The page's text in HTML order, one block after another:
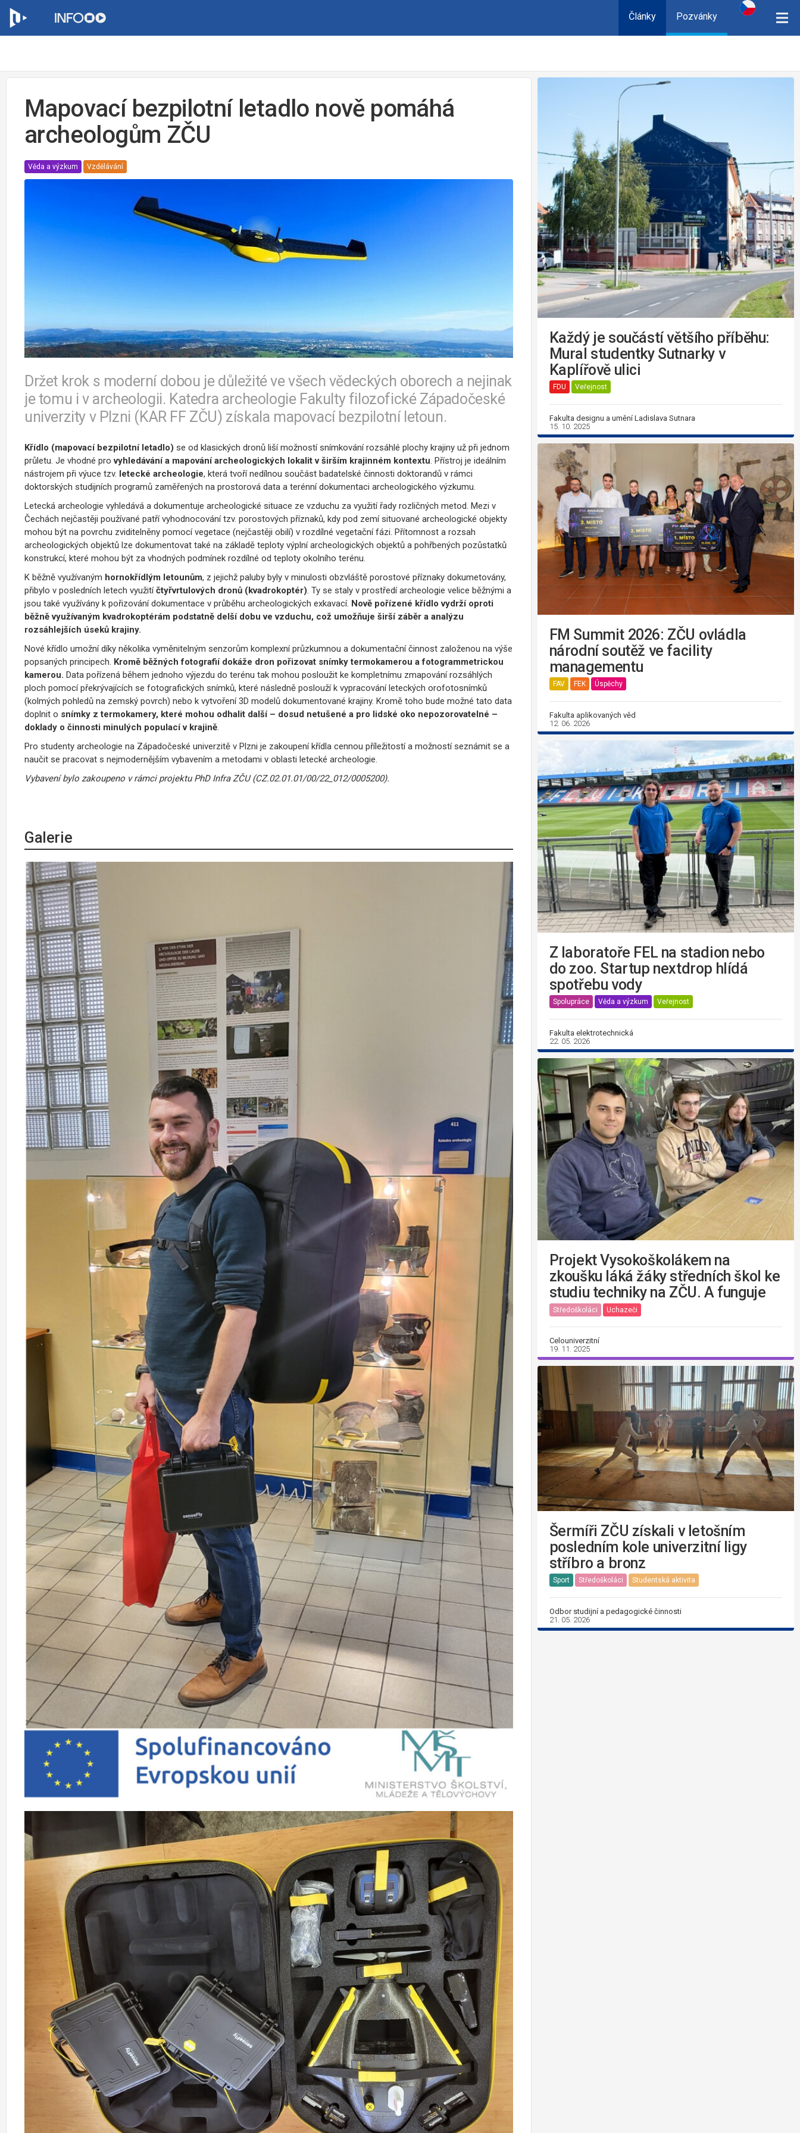
Články Pozvánky
Mapovací bezpilotní letadlo nově pomáhá
archeologům ZČU
Věda a výzkum Vzdělávání
Držet krok s moderní dobou je důležité ve všech vědeckých oborech a nejinak
je tomu i v archeologii. Katedra archeologie Fakulty filozofické Západočeské
univerzity v Plzni (KAR FF ZČU) získala mapovací bezpilotní letoun.
Křídlo (mapovací bezpilotní letadlo) se od klasických dronů liší možností snímkování rozsáhlé plochy krajiny už při jednom
průletu. Je vhodné provyhledávání a mapování archeologických lokalit v širším krajinném kontextu . Přístroj je ideálním
nástrojem při výuce tzv. letecké archeologie, která tvoří nedílnou součást badatelské činnosti doktorandů v rámci
doktorských studijních programů zaměřených na prostorová data a terénní dokumentaci archeologického výzkumu.
Letecká archeologie vyhledává a dokumentuje archeologické situace ze vzduchu za využití řady rozličných metod. Mezi v
Čechách nejčastěji používané patří vyhodnocování tzv. porostových příznaků, kdy pod zemí situované archeologické objekty
mohou být na povrchu zviditelněny pomocí vegetace (nejčastěji obilí) v rozdílné vegetační fázi. Přítomnost a rozsah
archeologických objektů lze dokumentovat také na základě teploty výplní archeologických objektů a pohřbených pozůstatků
konstrukcí, které mohou být za vhodných podmínek rozdílné od teploty okolního terénu.
K běžně využívaným hornokřídlým letounům, z jejichž paluby byly v minulosti obzvláště porostové příznaky dokumetovány,
přibylo v posledních letech využitíčtyřvrtulových dronů (kvadrokoptér) . Ty se staly v prostředí archeologie velice běžnými a
jsou také využívány k pořizování dokumentace v průběhu archeologických exkavací. Nově pořízené křídlo vydrží oproti
běžně využívaným kvadrokoptérám podstatně delší dobu ve vzduchu, což umožňuje širší záběr a analýzu
rozsáhlejších úseků krajiny.
Nové křídlo umožní díky několika vyměnitelným senzorům komplexní průzkumnou a dokumentační činnost založenou na výše
popsaných principech. Kromě běžných fotografií dokáže dron pořizovat snímky termokamerou a fotogrammetrickou
kamerou. Data pořízená během jednoho výjezdu do terénu tak mohou posloužit ke kompletnímu zmapování rozsáhlých
ploch pomocí překrývajících se fotografických snímků, které následně poslouží k vypracování leteckých orofotosnímků
(kolmých pohledů na zemský povrch) nebo k vytvoření 3D modelů dokumentované krajiny. Kromě toho bude možné tato data
doplnit o snímky z termokamery, které mohou odhalit další – dosud netušené a pro lidské oko nepozorovatelné –
doklady o činnosti minulých populací v krajině
Pro studenty archeologie na Západočeské univerzitě v Plzni je zakoupení křídla cennou příležitostí a možností seznámit se a
naučit se pracovat s nejmodernějším vybavením a metodami v oblasti letecké archeologie.
Vybavení bylo zakoupeno v rámci projektu PhD Infra ZČU (CZ.02.01.01/00/22_012/0005200).
Galerie
Každý je součástí většího příběhu:
Mural studentky Sutnarky v
Kaplířově ulici
FDU Veřejnost
Fakulta designu a umění Ladislava Sutnara
15. 10. 2025
FM Summit 2026: ZČU ovládla
národní soutěž ve facility
managementu
FAV FEK Úspěchy
Fakulta aplikovaných věd
12. 06. 2026
Z laboratoře FEL na stadion nebo
do zoo. Startup nextdrop hlídá
spotřebu vody
Spolupráce Věda a výzkum Veřejnost
Fakulta elektrotechnická
22. 05. 2026
Projekt Vysokoškolákem na
zkoušku láká žáky středních škol ke
studiu techniky na ZČU. A funguje
Středoškoláci Uchazeči
Celouniverzitní
19. 11. 2025
Šermíři ZČU získali v letošním
posledním kole univerzitní ligy
stříbro a bronz
Sport Středoškoláci Studentská aktivita
Odbor studijní a pedagogické činnosti
21. 05. 2026